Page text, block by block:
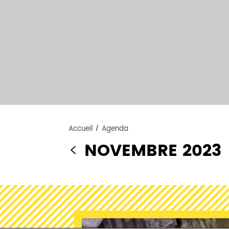
Accueil / Agenda
< NOVEMBRE 2023